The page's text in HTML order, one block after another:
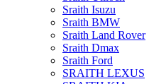
Sraith Isuzu
Sraith BMW
Sraith Land Rover
Sraith Dmax
Sraith Ford
SRAITH LEXUS